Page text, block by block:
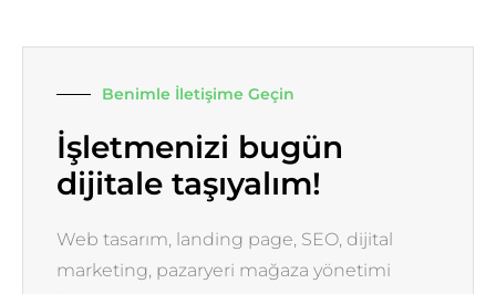
Benimle İletişime Geçin
İşletmenizi bugün
dijitale taşıyalım!
Web tasarım, landing page, SEO, dijital
marketing, pazaryeri mağaza yönetimi